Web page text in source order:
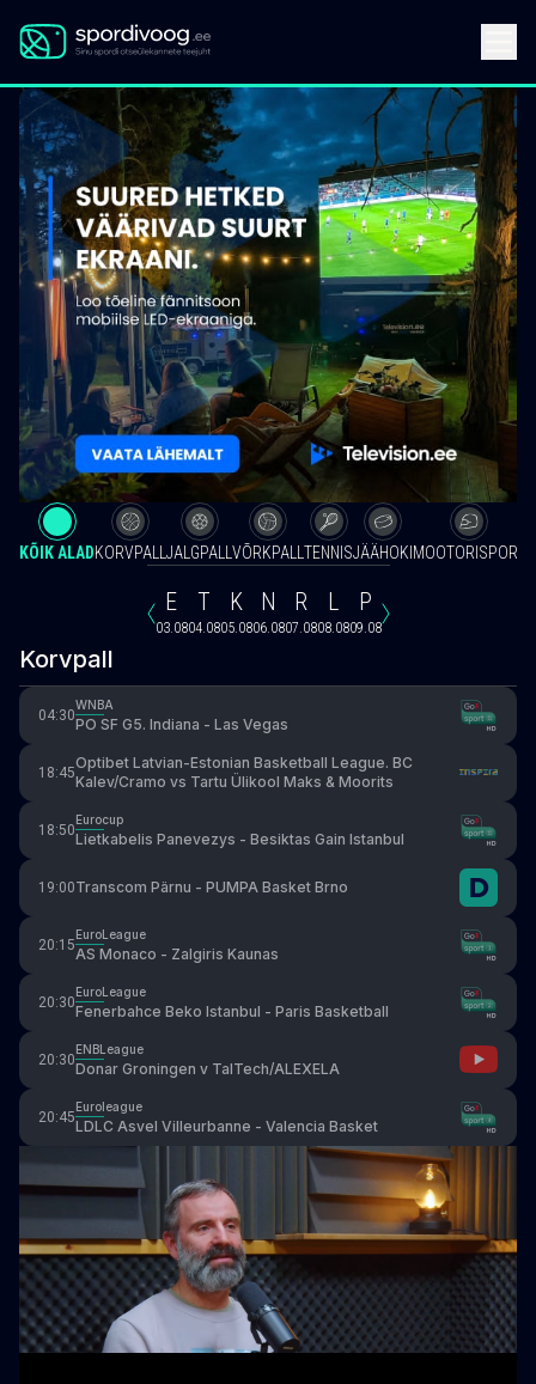
KÕIK ALADKORVPALL JALGPALL VÕRKPALL TENNISJÄÄHOKI MOOTORISPORT
E
03.08
T
04.08
K
05.08
N
06.08
R
07.08
L
08.08
P
09.08
Korvpall
04:30
WNBA
PO SF G5. Indiana - Las Vegas
18:45
Optibet Latvian-Estonian Basketball League. BC
Kalev/Cramo vs Tartu Ülikool Maks & Moorits
18:50
Eurocup
Lietkabelis Panevezys - Besiktas Gain Istanbul
19:00Transcom Pärnu - PUMPA Basket Brno
20:15
EuroLeague
AS Monaco - Zalgiris Kaunas
20:30
EuroLeague
Fenerbahce Beko Istanbul - Paris Basketball
20:30
ENBLeague
Donar Groningen v TalTech/ALEXELA
20:45
Euroleague
LDLC Asvel Villeurbanne - Valencia Basket